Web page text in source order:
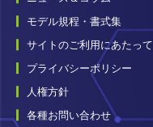
モデル規程・書式集
サイトのご利用にあたって
プライバシーポリシー
人権方針
各種お問い合わせ